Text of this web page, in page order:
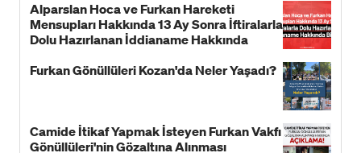
Alparslan Hoca ve Furkan Hareketi
Mensupları Hakkında 13 Ay Sonra İftiralarla
Dolu Hazırlanan İddianame Hakkında
Furkan Gönüllüleri Kozan'da Neler Yaşadı?
Camide İtikaf Yapmak İsteyen Furkan Vakfı
Gönüllüleri'nin Gözaltına Alınması